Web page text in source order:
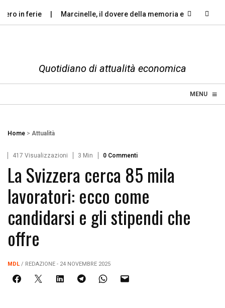
in ferie Marcinelle, il dovere della memoria e il diritto…
Quotidiano di attualità economica
MENU ≡
☰
Home > Attualità
417 Visualizzazioni 3 Min 0 Commenti
La Svizzera cerca 85 mila
lavoratori: ecco come
candidarsi e gli stipendi che
offre
MDL / REDAZIONE - 24 NOVEMBRE 2025